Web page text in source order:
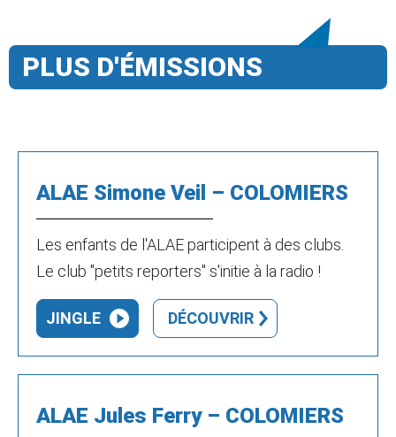
PLUS D'ÉMISSIONS
ALAE Simone Veil – COLOMIERS
Les enfants de l'ALAE participent à des clubs.
Le club "petits reporters" s'initie à la radio !
JINGLE DÉCOUVRIR
ALAE Jules Ferry – COLOMIERS